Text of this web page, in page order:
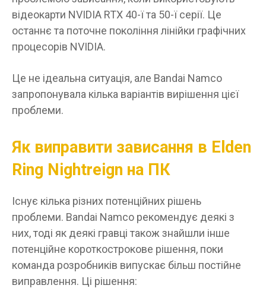
відеокарти NVIDIA RTX 40-ї та 50-ї серії. Це
останнє та поточне покоління лінійки графічних
процесорів NVIDIA.
Це не ідеальна ситуація, але Bandai Namco
запропонувала кілька варіантів вирішення цієї
проблеми.
Як виправити зависання в Elden
Ring Nightreign на ПК
Існує кілька різних потенційних рішень
проблеми. Bandai Namco рекомендує деякі з
них, тоді як деякі гравці також знайшли інше
потенційне короткострокове рішення, поки
команда розробників випускає більш постійне
виправлення. Ці рішення: